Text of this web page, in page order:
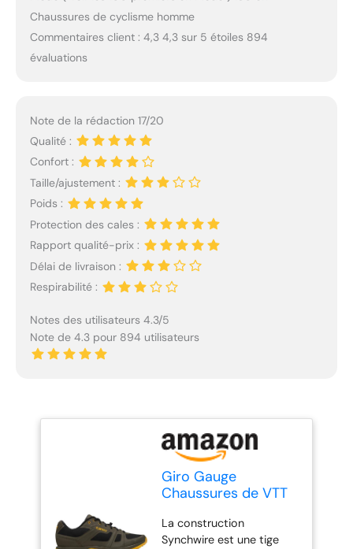
Chaussures de cyclisme homme
Commentaires client : 4,3 4,3 sur 5 étoiles 894
évaluations
Note de la rédaction 17/20
Qualité :
Confort :
Taille/ajustement :
Poids :
Protection des cales :
Rapport qualité-prix :
Délai de livraison :
Respirabilité :
Notes des utilisateurs 4.3/5
Note de 4.3 pour 894 utilisateurs
Giro Gauge
Chaussures de VTT
Trail Green/Spectra
Yellow, 39 EU
La construction
Synchwire est une tige